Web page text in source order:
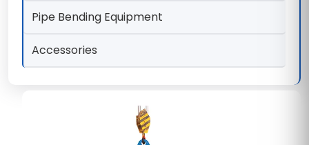
Pipe Bending Equipment
Accessories